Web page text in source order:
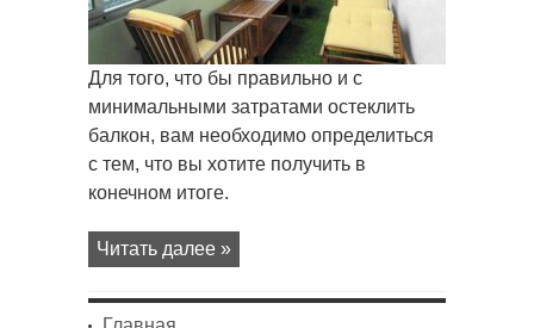
Для того, что бы правильно и с
минимальными затратами остеклить
балкон, вам необходимо определиться
с тем, что вы хотите получить в
конечном итоге.
Читать далее »